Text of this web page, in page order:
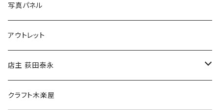
ブックカバー
マグカップ
傘
食料品
冒険クロストーク
写真パネル
アウトレット
店主 荻田泰永
書籍
クラフト木楽屋